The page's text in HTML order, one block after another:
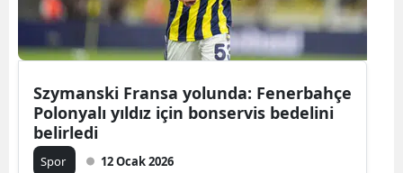
Mersin
İstanbul
İzmir
Szymanski Fransa yolunda: Fenerbahçe
Polonyalı yıldız için bonservis bedelini
belirledi
Spor 12 Ocak 2026